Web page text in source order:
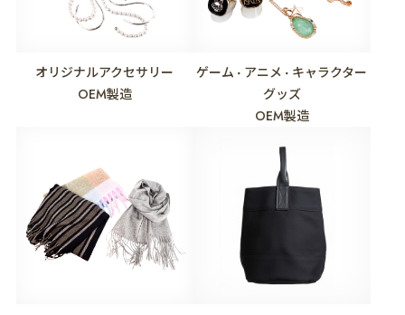
オリジナルアクセサリー
OEM製造
ゲーム ・ アニメ ・ キャラクター
グッズ
OEM製造